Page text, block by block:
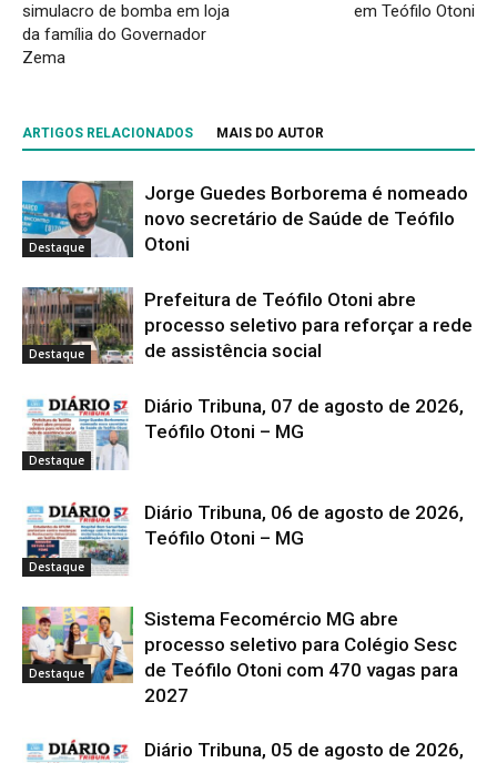
simulacro de bomba em loja
da família do Governador
Zema
em Teófilo Otoni
ARTIGOS RELACIONADOS MAIS DO AUTOR
Destaque
Jorge Guedes Borborema é nomeado
novo secretário de Saúde de Teófilo
Otoni
Destaque
Prefeitura de Teófilo Otoni abre
processo seletivo para reforçar a rede
de assistência social
Destaque
Diário Tribuna, 07 de agosto de 2026,
Teófilo Otoni – MG
Destaque
Diário Tribuna, 06 de agosto de 2026,
Teófilo Otoni – MG
Destaque
Sistema Fecomércio MG abre
processo seletivo para Colégio Sesc
de Teófilo Otoni com 470 vagas para
2027
Diário Tribuna, 05 de agosto de 2026,